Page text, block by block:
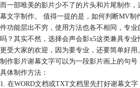
而一部唯美的影片少不了的片头和片尾制作
幕文字制作。 值得一提的是，如何判断MV制
件功能层出不穷，使用方法也各不相同，专
吗？其实不然，选择会声会影x5这类兼具专
更受大家的欢迎，因为要专业，还要简单好用。
制作影片谢幕文字可以为一段影片画上的句号
具体制作方法：
1. 在WORD文档或TXT文档里先打好谢幕文字